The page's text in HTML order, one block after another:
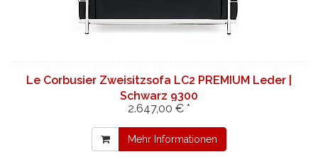
Le Corbusier Zweisitzsofa LC2 PREMIUM Leder |
Schwarz 9300
2.647,00 € *
Mehr Informationen